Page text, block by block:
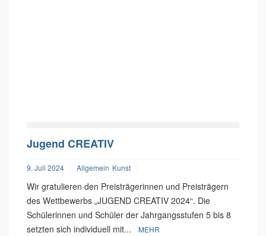
Jugend CREATIV
9. Juli 2024 Allgemein Kunst
Wir gratulieren den Preisträgerinnen und Preisträgern
des Wettbewerbs „JUGEND CREATIV 2024“. Die
Schülerinnen und Schüler der Jahrgangsstufen 5 bis 8
setzten sich individuell mit...
MEHR